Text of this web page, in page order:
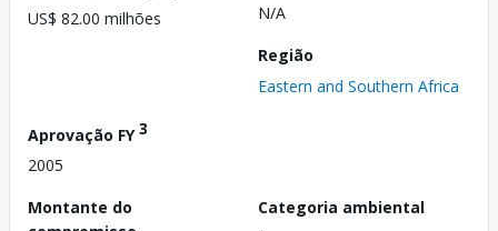
US$ 82.00 milhões
N/A
Região
Eastern and Southern Africa
Aprovação FY3
2005
Montante do
Categoria ambiental